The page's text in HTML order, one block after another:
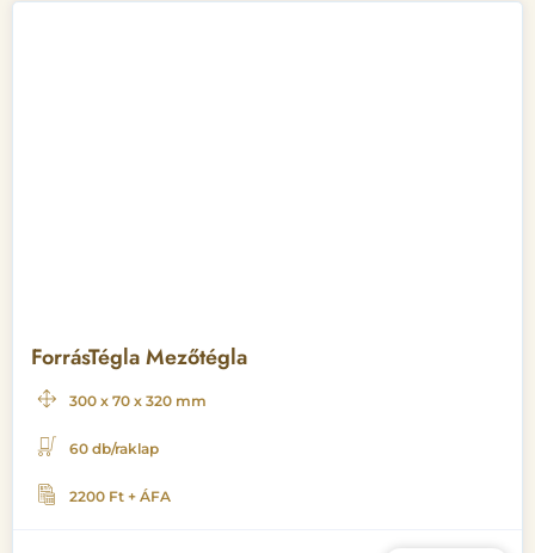
ForrásTégla Mezőtégla
300 x 70 x 320 mm
60 db/raklap
2200 Ft + ÁFA